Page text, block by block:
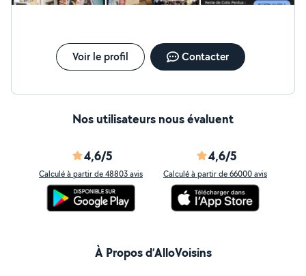
Voir le profil Contacter
Nos utilisateurs nous évaluent
4,6/5
Calculé à partir de 48803 avis
4,6/5
Calculé à partir de 66000 avis
À Propos d’AlloVoisins